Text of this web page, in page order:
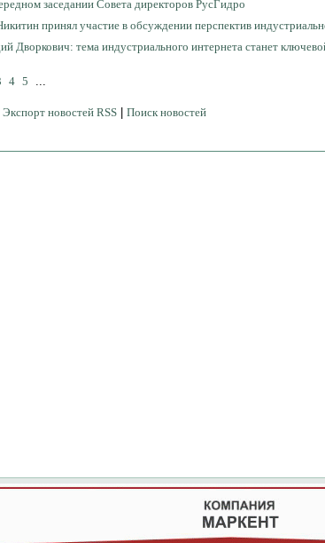
заседании Совета директоров РусГидро
принял участие в обсуждении перспектив
Дворкович: тема индустриального интернета станет
4 5 ...
Экспорт новостей RSS Поиск новостей